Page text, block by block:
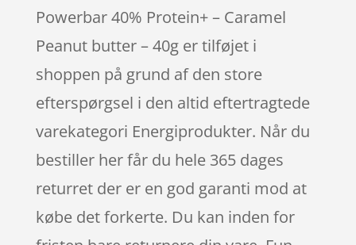
Powerbar 40% Protein+ – Caramel
Peanut butter – 40g er tilføjet i
shoppen på grund af den store
efterspørgsel i den altid eftertragtede
varekategori Energiprodukter. Når du
bestiller her får du hele 365 dages
returret der er en god garanti mod at
købe det forkerte. Du kan inden for